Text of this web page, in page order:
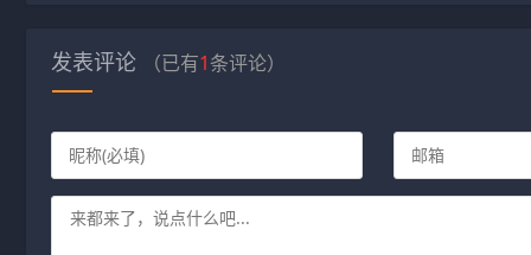
发表评论 （已有1条评论）